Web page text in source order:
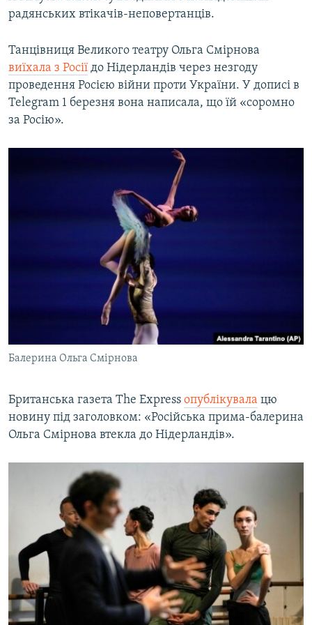
радянських втікачів-неповертанців.
Танцівниця Великого театру Ольга Смірнова
виїхала з Росії до Нідерландів через незгоду
проведення Росією війни проти України. У дописі в
Telegram 1 березня вона написала, що їй «соромно
за Росію».
Балерина Ольга Смірнова
Британська газета The Express опублікувала цю
новину під заголовком: «Російська прима-балерина
Ольга Смірнова втекла до Нідерландів».